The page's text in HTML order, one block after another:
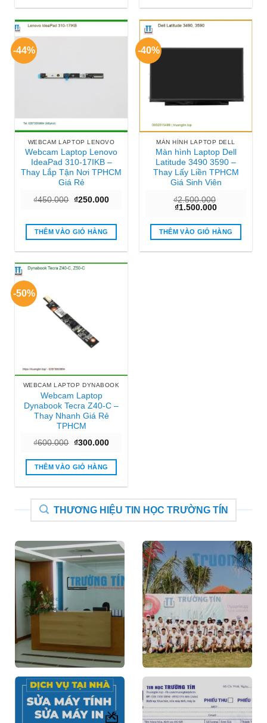
-44%
WEBCAM LAPTOP LENOVO
Webcam Laptop Lenovo
IdeaPad 310-17IKB –
Thay Lắp Tận Nơi TPHCM
Giá Rẻ
₫450.000 Giá
₫450.000.
₫250.000Giá
là:
THÊM VÀO GIỎ HÀNG
-40%
MÀN HÌNH LAPTOP DELL
Màn hình Laptop Dell
Latitude 3490 3590 –
Thay Lấy Liền TPHCM
Giá Sinh Viên
₫2.500.000
Giá
là:
₫2.500.000.
₫1.500.000Giá
tại
là:
₫1.500.000.
THÊM VÀO GIỎ HÀNG
-50%
WEBCAM LAPTOP DYNABOOK
Webcam Laptop
Dynabook Tecra Z40-C –
Thay Nhanh Giá Rẻ
TPHCM
₫600.000 Giá
là:
₫600.000.
₫300.000Giá
tại
₫300.000.
THÊM VÀO GIỎ HÀNG
THƯƠNG HIỆU TIN HỌC TRƯỜNG TÍN